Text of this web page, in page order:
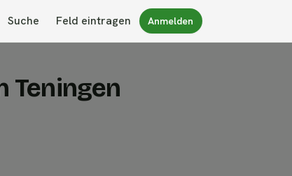
Suche Feld eintragen Anmelden
Teningen